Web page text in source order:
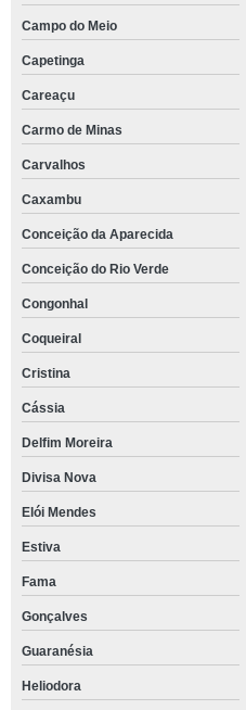
Campo do Meio
Capetinga
Careaçu
Carmo de Minas
Carvalhos
Caxambu
Conceição da Aparecida
Conceição do Rio Verde
Congonhal
Coqueiral
Cristina
Cássia
Delfim Moreira
Divisa Nova
Elói Mendes
Estiva
Fama
Gonçalves
Guaranésia
Heliodora